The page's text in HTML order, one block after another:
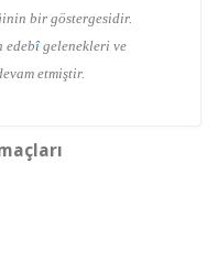
bir göstergesidir.
edebî gelenekleri ve
etmiştir.